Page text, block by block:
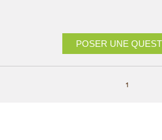
POSER UNE
1